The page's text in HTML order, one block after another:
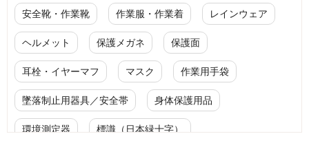
安全靴・作業靴 作業服・作業着 レインウェア
ヘルメット 保護メガネ 保護面
耳栓・イヤーマフ マスク 作業用手袋
墜落制止用器具／安全帯 身体保護用品
環境測定器 標識（日本緑十字）